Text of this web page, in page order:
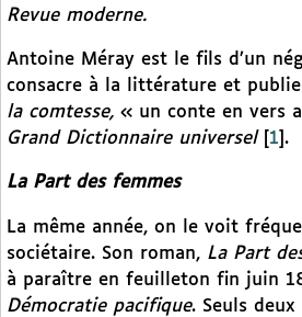
Revue moderne.
Antoine Méray est le fils d’un
consacre à la littérature et
la comtesse, « un conte en vers
Grand Dictionnaire universel[ 1 .
La Part des femmes
La même année, on le voit
sociétaire. Son roman, La Part
à paraître en feuilleton fin juin
Démocratie pacifique. Seuls